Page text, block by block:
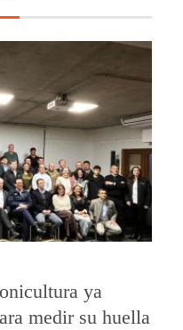
ya
medir su huella